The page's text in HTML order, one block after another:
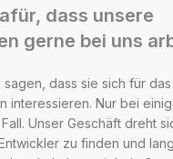
dass unsere
gerne bei uns
dass sie sich für
interessieren. Nur bei
Unser Geschäft dreht
zu finden und